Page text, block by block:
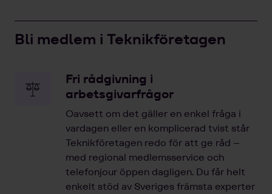
Bli medlem i Teknikföretagen
Fri rådgivning i
arbetsgivarfrågor
Oavsett om det gäller en enkel fråga i
vardagen eller en komplicerad tvist står
Teknikföretagen redo för att ge råd –
med regional medlemsservice och
telefonjour öppen dagligen. Du får helt
enkelt stöd av Sveriges främsta experter